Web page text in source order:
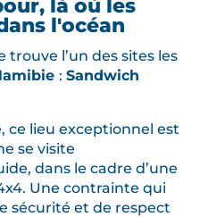
là où les
l'océan
trouve l’un des sites les
: Sandwich
ce lieu exceptionnel est
se visite
dans le cadre d’une
Une contrainte qui
sécurité et de respect